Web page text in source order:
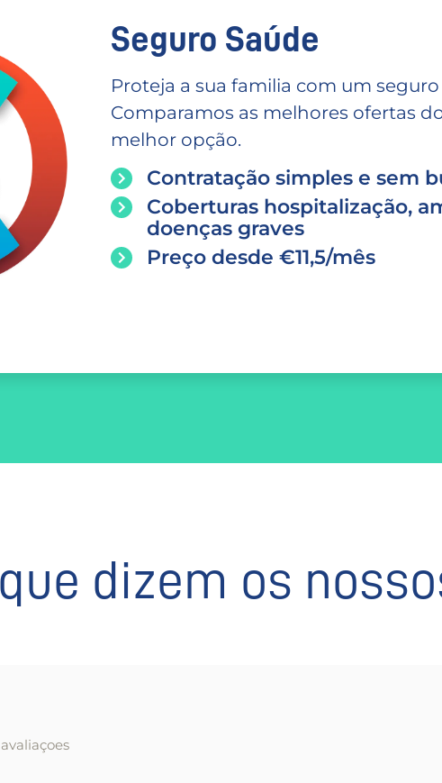
Seguro Saúde
Proteja a sua familia com um
Comparamos as melhores ofertas
melhor opção.
Contratação simples e sem
Coberturas hospitalização,
doenças graves
Preço desde €11,5/mês
dizem os
avaliaçoes